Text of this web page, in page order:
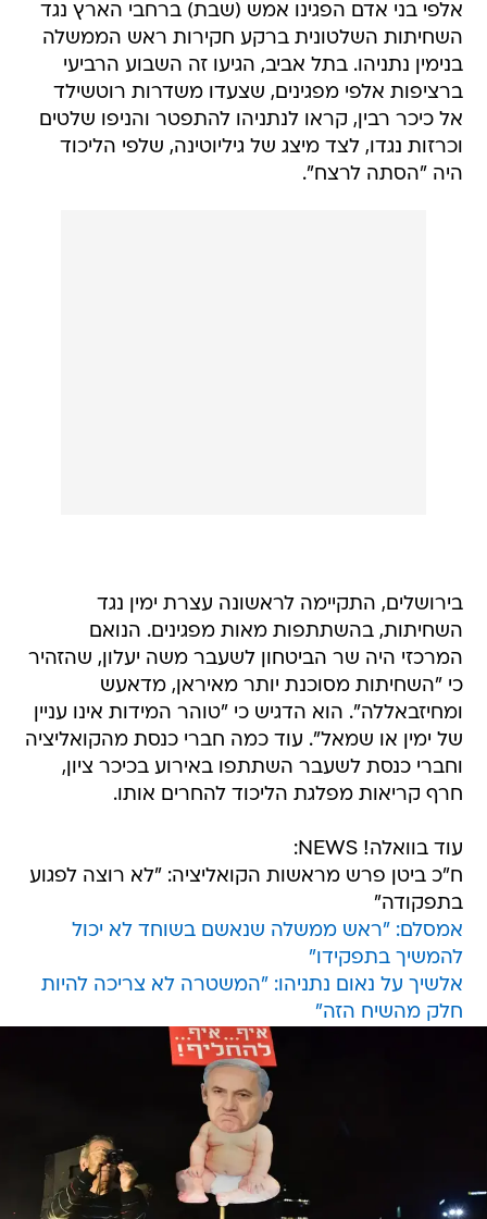
אלפי בני אדם הפגינו אמש (שבת) ברחבי הארץ נגד
השחיתות השלטונית ברקע חקירות ראש הממשלה
בנימין נתניהו. בתל אביב, הגיעו זה השבוע הרביעי
ברציפות אלפי מפגינים, שצעדו משדרות רוטשילד
אל כיכר רבין, קראו לנתניהו להתפטר והניפו שלטים
וכרזות נגדו, לצד מיצג של גיליוטינה, שלפי הליכוד
היה "הסתה לרצח".
בירושלים, התקיימה לראשונה עצרת ימין נגד
השחיתות, בהשתתפות מאות מפגינים. הנואם
המרכזי היה שר הביטחון לשעבר משה יעלון, שהזהיר
כי "השחיתות מסוכנת יותר מאיראן, מדאעש
ומחיזבאללה". הוא הדגיש כי "טוהר המידות אינו עניין
של ימין או שמאל". עוד כמה חברי כנסת מהקואליציה
וחברי כנסת לשעבר השתתפו באירוע בכיכר ציון,
חרף קריאות מפלגת הליכוד להחרים אותו.
עוד בוואלה! NEWS:
ח"כ ביטן פרש מראשות הקואליציה: "לא רוצה לפגוע
בתפקודה"
אמסלם: "ראש ממשלה שנאשם בשוחד לא יכול
להמשיך בתפקידו"
אלשיך על נאום נתניהו: "המשטרה לא צריכה להיות
חלק מהשיח הזה"